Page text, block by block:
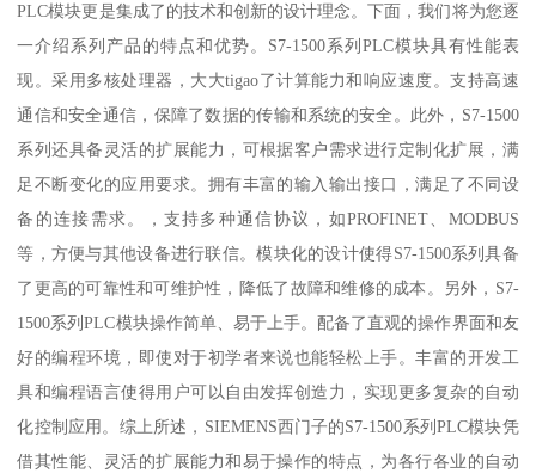
PLC模块更是集成了的技术和创新的设计理念。下面，我们将为您逐
一介绍系列产品的特点和优势。S7-1500系列PLC模块具有性能表
现。采用多核处理器，大大tigao了计算能力和响应速度。支持高速
通信和安全通信，保障了数据的传输和系统的安全。此外，S7-1500
系列还具备灵活的扩展能力，可根据客户需求进行定制化扩展，满
足不断变化的应用要求。拥有丰富的输入输出接口，满足了不同设
备的连接需求。，支持多种通信协议，如PROFINET、MODBUS
等，方便与其他设备进行联信。模块化的设计使得S7-1500系列具备
了更高的可靠性和可维护性，降低了故障和维修的成本。另外，S7-
1500系列PLC模块操作简单、易于上手。配备了直观的操作界面和友
好的编程环境，即使对于初学者来说也能轻松上手。丰富的开发工
具和编程语言使得用户可以自由发挥创造力，实现更多复杂的自动
化控制应用。综上所述，SIEMENS西门子的S7-1500系列PLC模块凭
借其性能、灵活的扩展能力和易于操作的特点，为各行各业的自动